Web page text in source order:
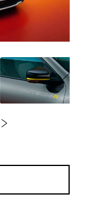
Próximo